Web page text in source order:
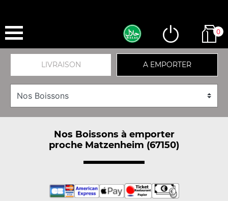
0
LIVRAISON A EMPORTER
Nos Boissons à emporter
proche Matzenheim (67150)